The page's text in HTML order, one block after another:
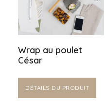
Wrap au poulet
César
DÉTAILS DU PRODUIT